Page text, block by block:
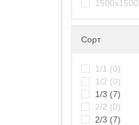
1500х1500
Сорт
1/1 (0)
1/2 (0)
1/3 (7)
2/2 (0)
2/3 (7)